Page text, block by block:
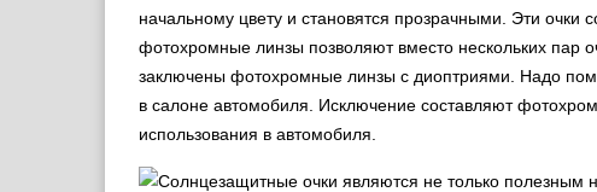
начальному цвету и становятся прозрачными. Эти очки
фотохромные линзы позволяют вместо нескольких пар
заключены фотохромные линзы с диоптриями. Надо
в салоне автомобиля. Исключение составляют
использования в автомобиля.